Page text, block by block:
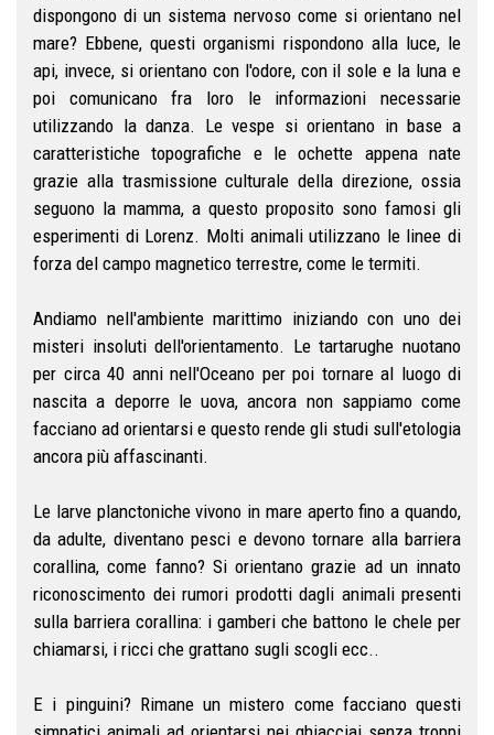
dispongono di un sistema nervoso come si orientano nel
mare? Ebbene, questi organismi rispondono alla luce, le
api, invece, si orientano con l'odore, con il sole e la luna e
poi comunicano fra loro le informazioni necessarie
utilizzando la danza. Le vespe si orientano in base a
caratteristiche topografiche e le ochette appena nate
grazie alla trasmissione culturale della direzione, ossia
seguono la mamma, a questo proposito sono famosi gli
esperimenti di Lorenz. Molti animali utilizzano le linee di
forza del campo magnetico terrestre, come le termiti.
Andiamo nell'ambiente marittimo iniziando con uno dei
misteri insoluti dell'orientamento. Le tartarughe nuotano
per circa 40 anni nell'Oceano per poi tornare al luogo di
nascita a deporre le uova, ancora non sappiamo come
facciano ad orientarsi e questo rende gli studi sull'etologia
ancora più affascinanti.
Le larve planctoniche vivono in mare aperto fino a quando,
da adulte, diventano pesci e devono tornare alla barriera
corallina, come fanno? Si orientano grazie ad un innato
riconoscimento dei rumori prodotti dagli animali presenti
sulla barriera corallina: i gamberi che battono le chele per
chiamarsi, i ricci che grattano sugli scogli ecc..
E i pinguini? Rimane un mistero come facciano questi